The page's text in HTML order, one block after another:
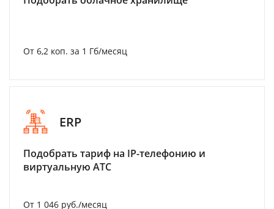
От 6,2 коп. за 1 Гб/месяц
ERP
Подобрать тариф на IP-телефонию и
виртуальную АТС
От 1 046 руб./месяц